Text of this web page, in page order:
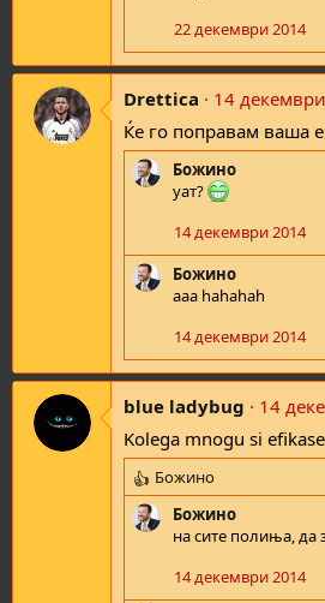
22 декември 2014
Drettica
14
Ќе го поправам ваша
Божино
уат?
14 декември 2014
Божино
aaa hahahah
14 декември 2014
blue ladybug
14
Kolega mnogu si
R
e
a
Божино
Божино
на сите полиња, да
14 декември 2014